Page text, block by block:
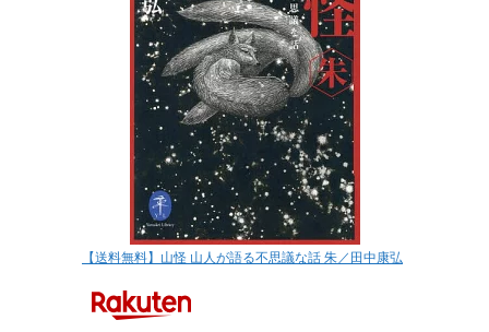
【送料無料】山怪 山人が語る不思議な話 朱／田中康弘